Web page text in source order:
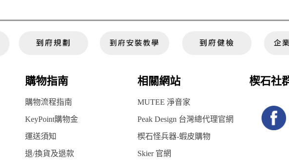
購物指南 相關網站 楔石社
購物流程指南 MUTEE 淨音家
KeyPoint購物金 Peak Design 台灣總代理官網
運送須知 楔石怪兵器-蝦皮購物
退/換貨及退款 Skier 官網